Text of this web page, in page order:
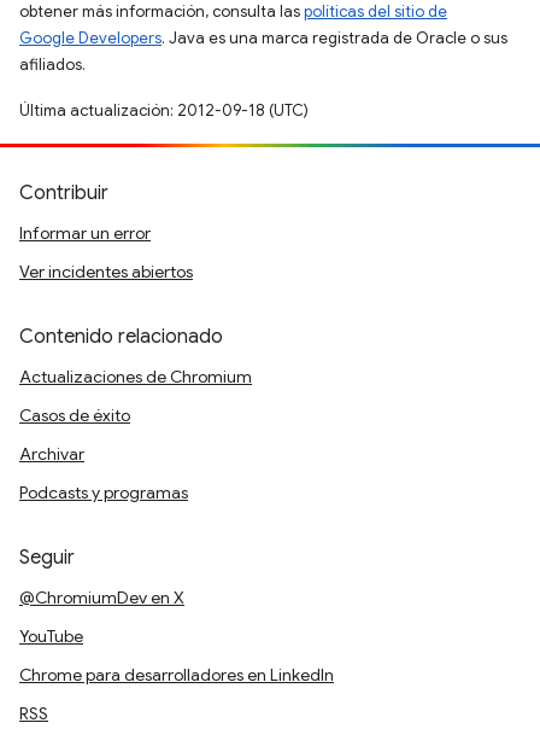
obtener más información, consulta laspolíticas del sitio de
Google Developers. Java es una marca registrada de Oracle o sus
afiliados.
Última actualización: 2012-09-18 (UTC)
Contribuir
Informar un error
Ver incidentes abiertos
Contenido relacionado
Actualizaciones de Chromium
Casos de éxito
Archivar
Podcasts y programas
Seguir
@ChromiumDev en X
YouTube
Chrome para desarrolladores en LinkedIn
RSS